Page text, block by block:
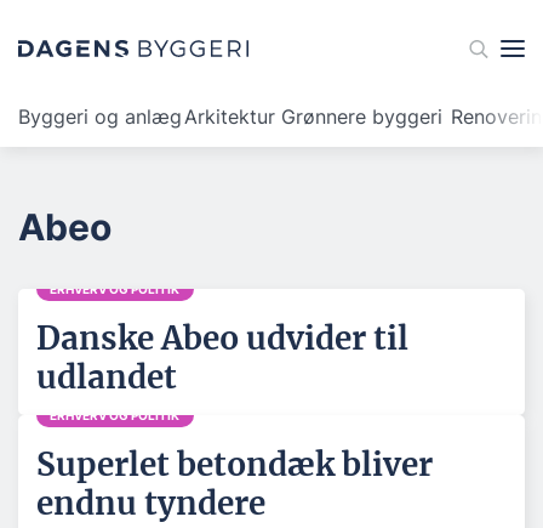
Byggeri og anlægArkitektur Grønnere byggeri
Abeo
ERHVERV OG POLITIK
Danske Abeo udvider til
udlandet
ERHVERV OG POLITIK
Superlet betondæk bliver
endnu tyndere